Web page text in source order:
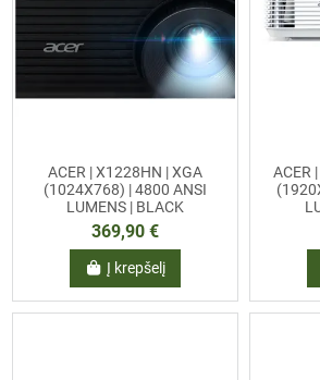
ACER | X1228HN | XGA
(1024X768) | 4800 ANSI
LUMENS | BLACK
369,90 €
Į krepšelį
ACER